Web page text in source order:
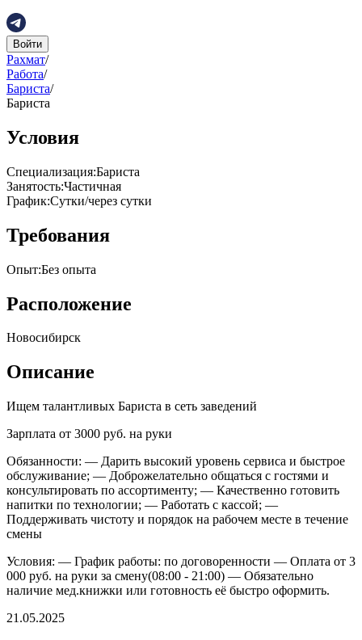
Войти
Рахмат/
Работа/
Бариста/
Бариста
Условия
Специализация:Бариста
Занятость:Частичная
График:Сутки/через сутки
Требования
Опыт:Без опыта
Расположение
Новосибирск
Описание
Ищем талантливых Бариста в сеть заведений
Зарплата от 3000 руб. на руки
Обязанности: — Дарить высокий уровень сервиса и быстрое
обслуживание; — Доброжелательно общаться с гостями и
консультировать по ассортименту; — Качественно готовить
напитки по технологии; — Работать с кассой; —
Поддерживать чистоту и порядок на рабочем месте в течение
смены
Условия: — График работы: по договоренности — Оплата от 3
000 руб. на руки за смену(08:00 - 21:00) — Обязательно
наличие мед.книжки или готовность её быстро оформить.
21.05.2025